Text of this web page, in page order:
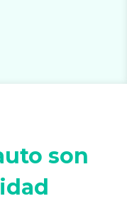
son